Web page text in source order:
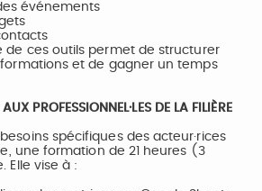
événements
de ces outils permet de structurer
et de gagner un temps
PROFESSIONNEL·LES DE LA FILIÈRE
spécifiques des acteur·rices
une formation de 21 heures (3
Elle vise à :